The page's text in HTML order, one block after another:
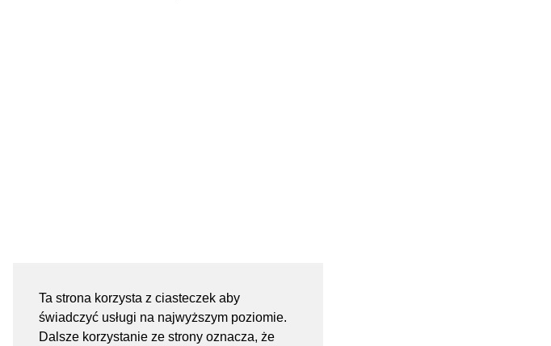
Ta strona korzysta z ciasteczek aby
świadczyć usługi na najwyższym poziomie.
Dalsze korzystanie ze strony oznacza, że